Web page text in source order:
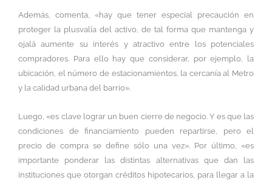
Además, comenta, «hay que tener especial precaución en
proteger la plusvalía del activo, de tal forma que mantenga y
ojalá aumente su interés y atractivo entre los potenciales
compradores. Para ello hay que considerar, por ejemplo, la
ubicación, el número de estacionamientos, la cercanía al Metro
y la calidad urbana del barrio».
Luego, «es clave lograr un buen cierre de negocio. Y es que las
condiciones de financiamiento pueden repartirse, pero el
precio de compra se define sólo una vez». Por último, «es
importante ponderar las distintas alternativas que dan las
instituciones que otorgan créditos hipotecarios, para llegar a la